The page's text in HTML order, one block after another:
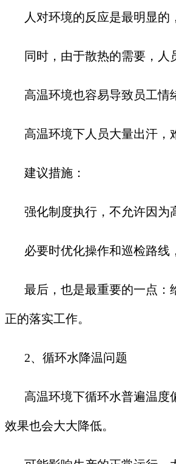
人对环境的反应是最明显
同时，由于散热的需要，人
高温环境也容易导致员工情
高温环境下人员大量出汗，
建议措施：
强化制度执行，不允许因为
必要时优化操作和巡检路线
最后，也是最重要的一点：
正的落实工作。
2、循环水降温问题
高温环境下循环水普遍温度
效果也会大大降低。